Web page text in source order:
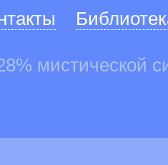
мистической